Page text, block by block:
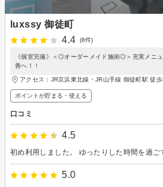
luxssy 御徒町
4.4
(8件)
《個室完備》＜◎オーダーメイド施術◎＞充実メニ
善へ！！
アクセス：JR京浜東北線・JR山手線 御徒町駅 徒
ポイントが貯まる・使える
口コミ
4.5
5.0